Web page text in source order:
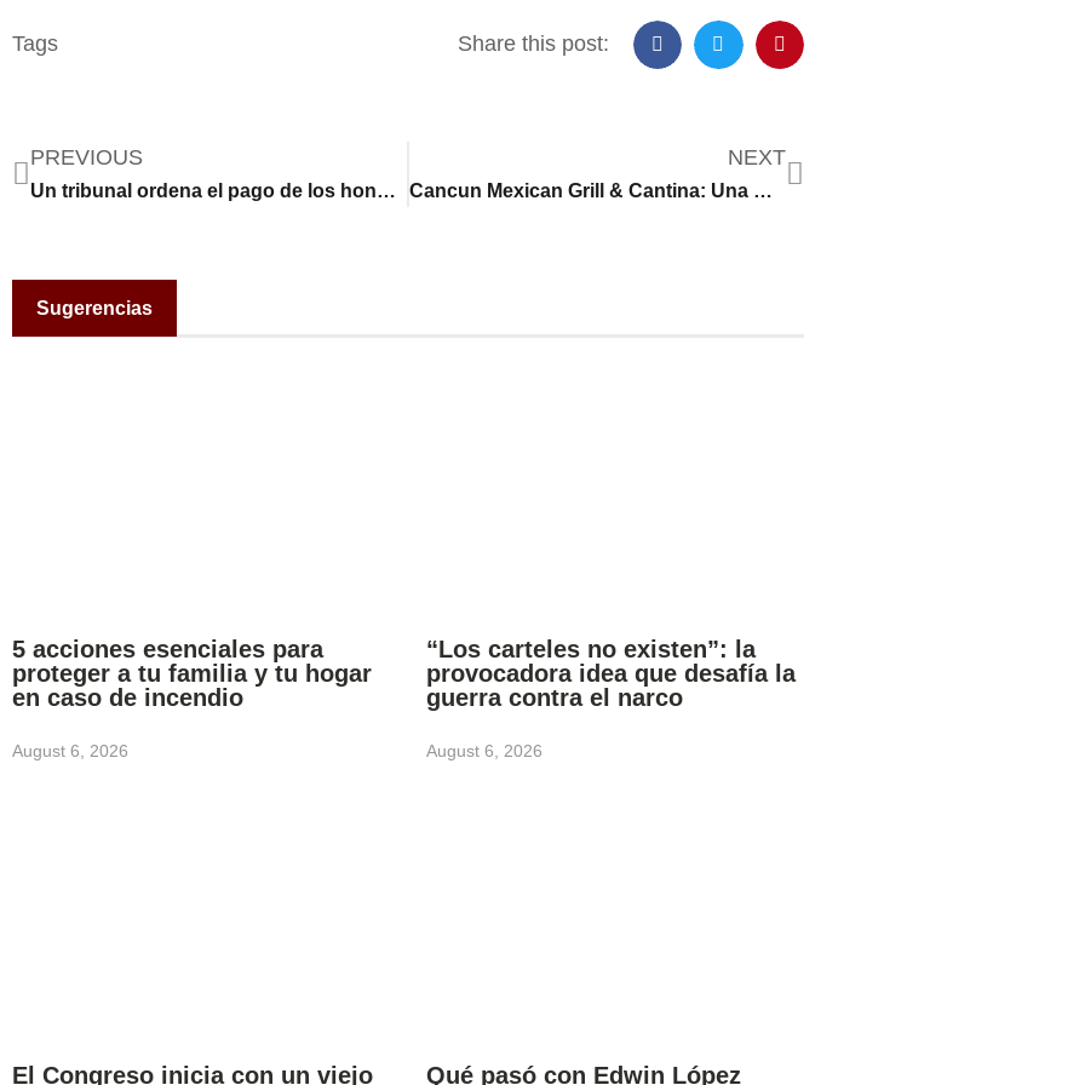
Tags Share this post:
PREVIOUS
Un tribunal ordena el pago de los honorarios legales de un hombre que afirma que agentes de ICE le fracturaron el cráneo
NEXT
Cancun Mexican Grill & Cantina: Una Receta para la Sostenibilidad
Sugerencias
5 acciones esenciales para
proteger a tu familia y tu hogar
en caso de incendio
August 6, 2026
“Los carteles no existen”: la
provocadora idea que desafía la
guerra contra el narco
August 6, 2026
El Congreso inicia con un viejo Qué pasó con Edwin López